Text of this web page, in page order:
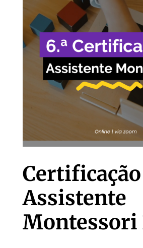
Certificação
Assistente
Montessori